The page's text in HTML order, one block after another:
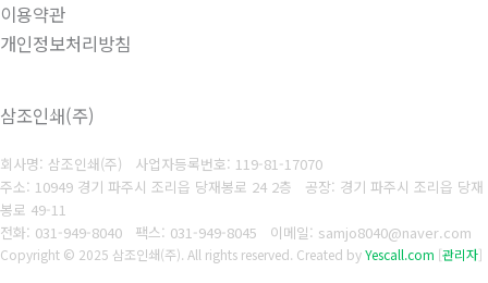
이용약관
개인정보처리방침
삼조인쇄(주)
회사명: 삼조인쇄(주) 사업자등록번호: 119-81-17070
주소: 10949 경기 파주시 조리읍 당재봉로 24 2층 공장: 경기 파주시 조리읍 당재
봉로 49-11
전화: 031-949-8040
팩스: 031-949-8045 이메일: samjo8040@naver.com
Copyright © 2025 삼조인쇄(주). All rights reserved. Created byYescall.com [관리자]